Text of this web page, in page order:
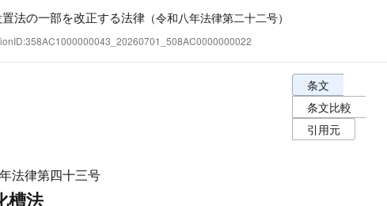
法の一部を改正する法律 （令和八年法律第二十二号）
条文表示オプシ
条文
条文比較
引用元
法律第四十三号
槽法